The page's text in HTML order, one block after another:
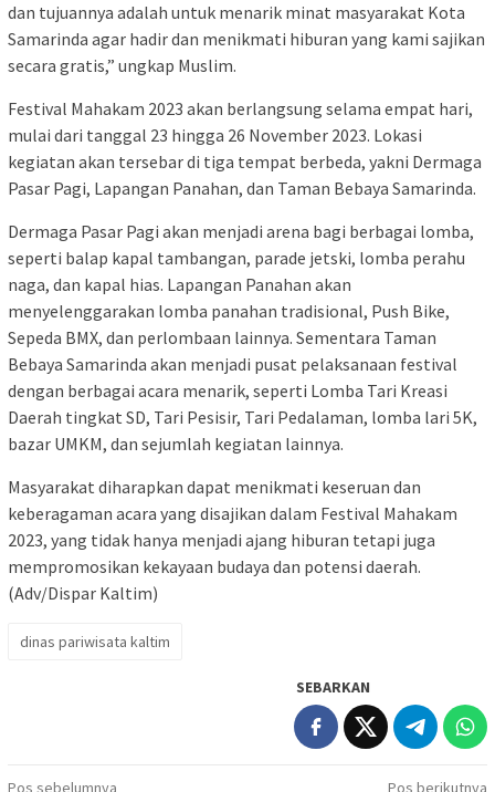
dan tujuannya adalah untuk menarik minat masyarakat Kota
Samarinda agar hadir dan menikmati hiburan yang kami sajikan
secara gratis,” ungkap Muslim.
Festival Mahakam 2023 akan berlangsung selama empat hari,
mulai dari tanggal 23 hingga 26 November 2023. Lokasi
kegiatan akan tersebar di tiga tempat berbeda, yakni Dermaga
Pasar Pagi, Lapangan Panahan, dan Taman Bebaya Samarinda.
Dermaga Pasar Pagi akan menjadi arena bagi berbagai lomba,
seperti balap kapal tambangan, parade jetski, lomba perahu
naga, dan kapal hias. Lapangan Panahan akan
menyelenggarakan lomba panahan tradisional, Push Bike,
Sepeda BMX, dan perlombaan lainnya. Sementara Taman
Bebaya Samarinda akan menjadi pusat pelaksanaan festival
dengan berbagai acara menarik, seperti Lomba Tari Kreasi
Daerah tingkat SD, Tari Pesisir, Tari Pedalaman, lomba lari 5K,
bazar UMKM, dan sejumlah kegiatan lainnya.
Masyarakat diharapkan dapat menikmati keseruan dan
keberagaman acara yang disajikan dalam Festival Mahakam
2023, yang tidak hanya menjadi ajang hiburan tetapi juga
mempromosikan kekayaan budaya dan potensi daerah.
(Adv/Dispar Kaltim)
dinas pariwisata kaltim
SEBARKAN
Pos sebelumnya Pos berikutnya